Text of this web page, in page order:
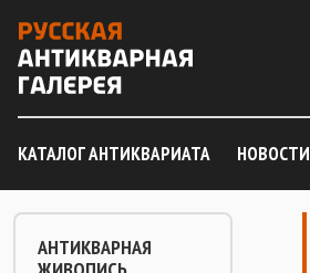
КАТАЛОГ АНТИКВАРИАТА НОВОСТИ
АНТИКВАРНАЯ